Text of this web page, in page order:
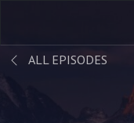
ALL EPISODES